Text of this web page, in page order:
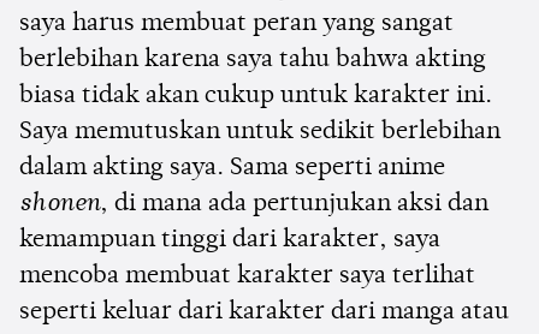
saya harus membuat peran yang sangat
berlebihan karena saya tahu bahwa akting
biasa tidak akan cukup untuk karakter ini.
Saya memutuskan untuk sedikit berlebihan
dalam akting saya. Sama seperti anime
shonen, di mana ada pertunjukan aksi dan
kemampuan tinggi dari karakter, saya
mencoba membuat karakter saya terlihat
seperti keluar dari karakter dari manga atau